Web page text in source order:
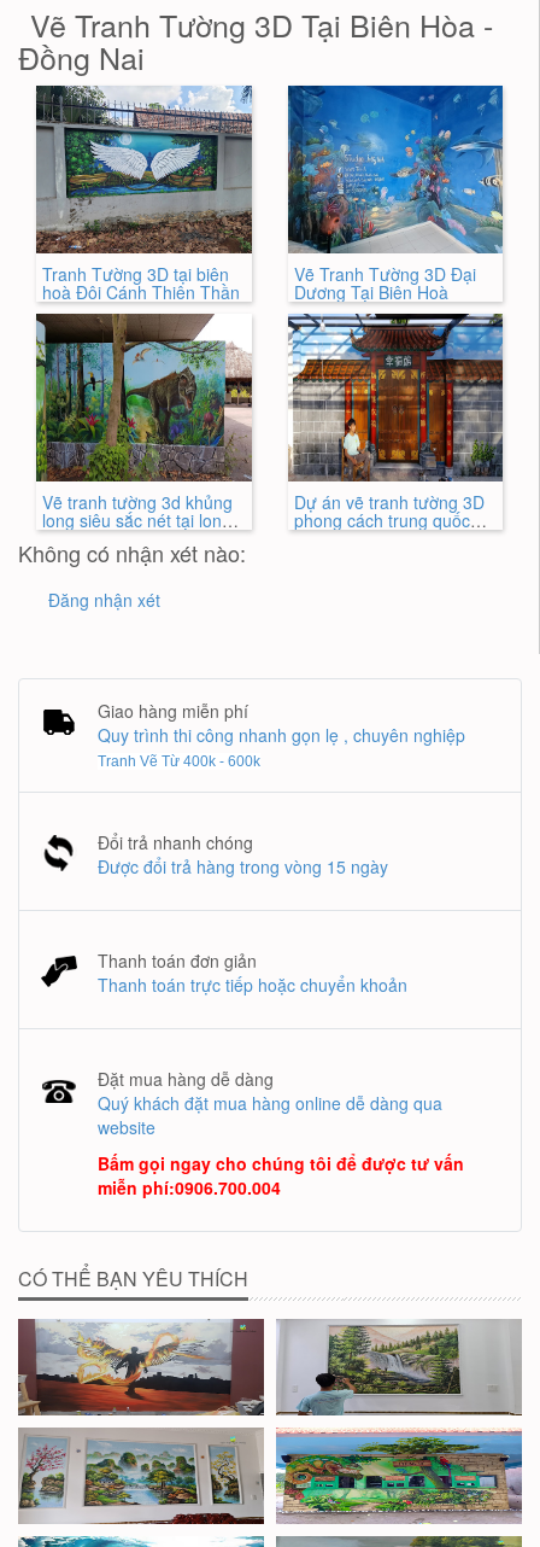
Vẽ Tranh Tường 3D Tại Biên Hòa -
Đồng Nai
Tranh Tường 3D tại biên
hoà Đôi Cánh Thiên Thần
Vẽ Tranh Tường 3D Đại
Dương Tại Biên Hoà
Vẽ tranh tường 3d khủng
long siêu sắc nét tại long
khánh , đồng nai
Dự án vẽ tranh tường 3D
phong cách trung quốc
cho quán Tài - TP Biên
Không có nhận xét nào:
Đăng nhận xét
Giao hàng miễn phí
Quy trình thi công nhanh gọn lẹ , chuyên nghiệp
Tranh Vẽ Từ 400k - 600k
Đổi trả nhanh chóng
Được đổi trả hàng trong vòng 15 ngày
Thanh toán đơn giản
Thanh toán trực tiếp hoặc chuyển khoản
Đặt mua hàng dễ dàng
Quý khách đặt mua hàng online dễ dàng qua
website
Bấm gọi ngay cho chúng tôi để được tư vấn
miễn phí:0906.700.004
CÓ THỂ BẠN YÊU THÍCH